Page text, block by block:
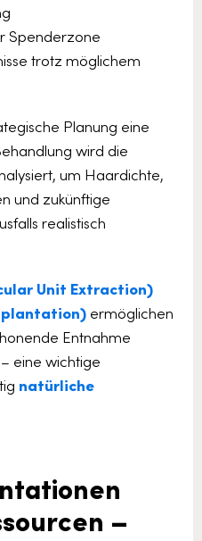
Spenderzone
trotz möglichem
Planung eine
wird die
um Haardichte,
und zukünftige
realistisch
Unit Extraction)
ermöglichen
Entnahme
eine wichtige
natürliche
–